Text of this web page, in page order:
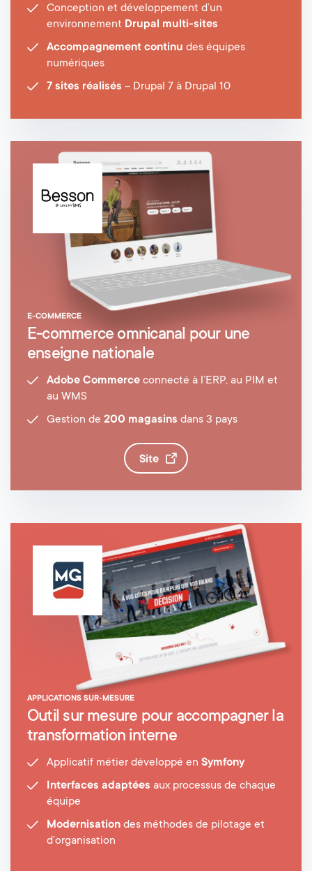
Conception et développement d’un
environnement Drupal multi-sites
Accompagnement continu des équipes
numériques
7 sites réalisés – Drupal 7 à Drupal 10
E-COMMERCE
E-commerce omnicanal pour une
enseigne nationale
Adobe Commerce connecté à l’ERP, au PIM et
au WMS
Gestion de 200 magasins dans 3 pays
site
APPLICATIONS SUR-MESURE
Outil sur mesure pour accompagner la
transformation interne
Applicatif métier développé en Symfony
Interfaces adaptées aux processus de chaque
équipe
Modernisation des méthodes de pilotage et
d’organisation